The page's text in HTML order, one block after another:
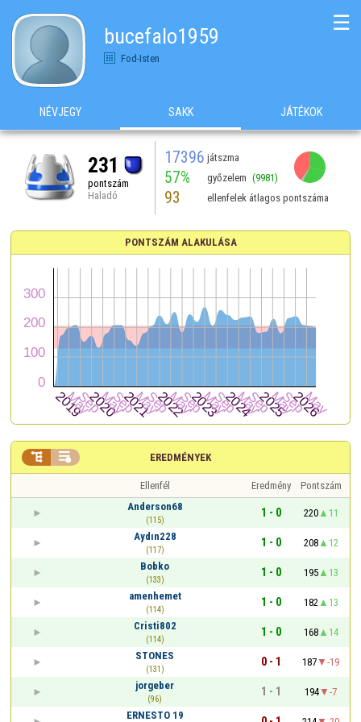
bucefalo1959
Fod-Isten
☰
NÉVJEGY SAKK JÁTÉKOK
231
pontszám
Haladó
17396 játszma
57% győzelem (9981)
93 ellenfelek átlagos pontszáma
PONTSZÁM ALAKULÁSA
EREDMÉNYEK
 
Ellenfél Eredmény
Pontszám
Anderson68
(115)
1 - 0 220
11
Aydın228
(117)
1 - 0 208
12
Bobko
(133)
1 - 0 195
13
amenhemet
(114)
1 - 0 182
13
Cristi802
(114)
1 - 0 168
14
STONES
(131)
0 - 1 187
-19
jorgeber
(96)
1 - 1 194
-7
ERNESTO 19